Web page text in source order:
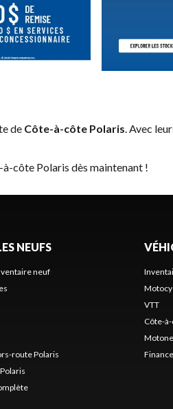
de Côte-à-côte Polaris . Avec
côte Polaris dès maintenant !
NEUFS
neuf
route Polaris
VTT
Côte-